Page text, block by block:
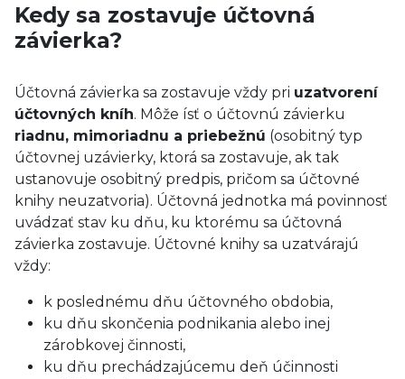
Kedy sa zostavuje účtovná
závierka?
Účtovná závierka sa zostavuje vždy pri uzatvorení
účtovných kníh. Môže ísť o účtovnú závierku
riadnu, mimoriadnu a priebežnú (osobitný typ
účtovnej uzávierky, ktorá sa zostavuje, ak tak
ustanovuje osobitný predpis, pričom sa účtovné
knihy neuzatvoria). Účtovná jednotka má povinnosť
uvádzať stav ku dňu, ku ktorému sa účtovná
závierka zostavuje. Účtovné knihy sa uzatvárajú
vždy:
k poslednému dňu účtovného obdobia,
ku dňu skončenia podnikania alebo inej
zárobkovej činnosti,
ku dňu prechádzajúcemu deň účinnosti